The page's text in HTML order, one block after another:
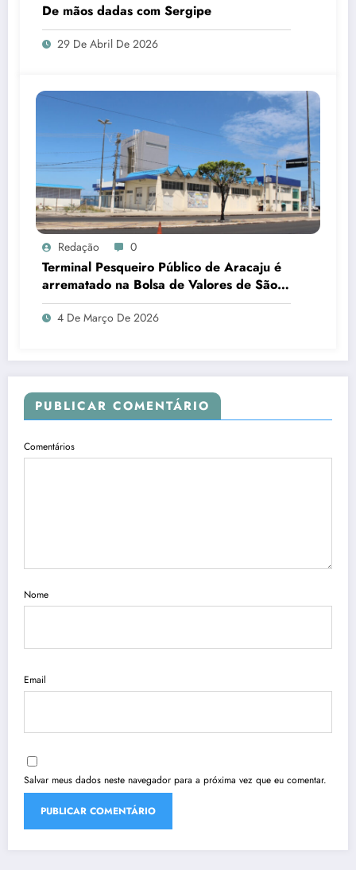
De mãos dadas com Sergipe
29 De Abril De 2026
Redação 0
Terminal Pesqueiro Público de Aracaju é
arrematado na Bolsa de Valores de São
Paulo
4 De Março De 2026
PUBLICAR COMENTÁRIO
Comentários
Nome
Email
Salvar meus dados neste navegador para a próxima vez que eu comentar.